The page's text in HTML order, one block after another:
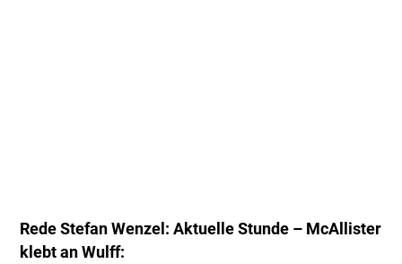
Rede Stefan Wenzel: Aktuelle Stunde – McAllister
klebt an Wulff: